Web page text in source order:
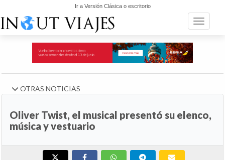
Ir a Versión Clásica o escritorio
Toggle
OTRAS NOTICIAS
Oliver Twist, el musical presentó su elenco,
música y vestuario